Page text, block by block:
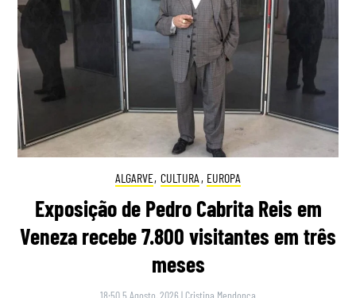
ALGARVE, CULTURA , EUROPA
Exposição de Pedro Cabrita Reis em
Veneza recebe 7.800 visitantes em três
meses
18:50 5 Agosto, 2026 | Cristina Mendonça